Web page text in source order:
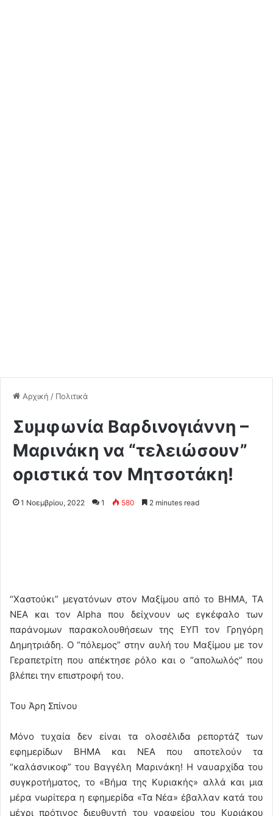
Αρχική / Πολιτικά
Συμφωνία Βαρδινογιάννη –
Μαρινάκη να “τελειώσουν”
οριστικά τον Μητσοτάκη!
1 Νοεμβρίου, 2022 1 580 2 minutes read
“Χαστούκι” μεγατόνων στον Μαξίμου από το ΒΗΜΑ, ΤΑ
ΝΕΑ και τον Alpha που δείχνουν ως εγκέφαλο των
παράνομων παρακολουθήσεων της ΕΥΠ τον Γρηγόρη
Δημητριάδη. Ο “πόλεμος” στην αυλή του Μαξίμου με τον
Γεραπετρίτη που απέκτησε ρόλο και ο “απολωλός” που
βλέπει την επιστροφή του.
Του Άρη Σπίνου
Μόνο τυχαία δεν είναι τα ολοσέλιδα ρεπορτάζ των
εφημερίδων ΒΗΜΑ και ΝΕΑ που αποτελούν τα
“καλάσνικοφ” του Βαγγέλη Μαρινάκη! Η ναυαρχίδα του
συγκροτήματος, το «Βήμα της Κυριακής» αλλά και μια
μέρα νωρίτερα η εφημερίδα «Τα Νέα» έβαλλαν κατά του
μέχρι πρότινος διευθυντή του γραφείου του Κυριάκου